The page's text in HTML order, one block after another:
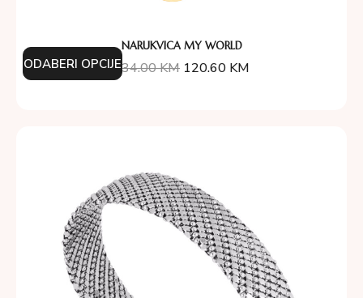
NARUKVICA MY WORLD
134.00KM 120.60 KM
ODABERI OPCIJE